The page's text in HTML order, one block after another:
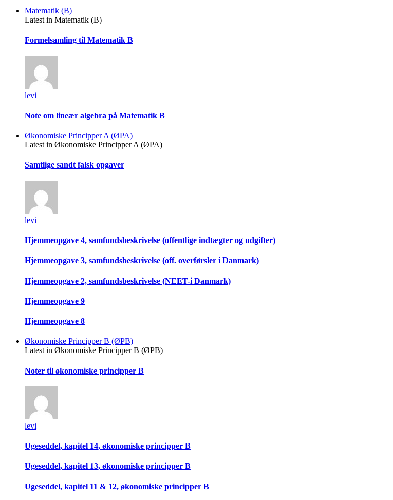
Matematik (B)
Latest in Matematik (B)
Formelsamling til Matematik B
levi
Note om lineær algebra på Matematik B
Økonomiske Principper A (ØPA)
Latest in Økonomiske Principper A (ØPA)
Samtlige sandt falsk opgaver
levi
Hjemmeopgave 4, samfundsbeskrivelse (offentlige indtægter og udgifter)
Hjemmeopgave 3, samfundsbeskrivelse (off. overførsler i Danmark)
Hjemmeopgave 2, samfundsbeskrivelse (NEET-i Danmark)
Hjemmeopgave 9
Hjemmeopgave 8
Økonomiske Principper B (ØPB)
Latest in Økonomiske Principper B (ØPB)
Noter til økonomiske principper B
levi
Ugeseddel, kapitel 14, økonomiske principper B
Ugeseddel, kapitel 13, økonomiske principper B
Ugeseddel, kapitel 11 & 12, økonomiske principper B